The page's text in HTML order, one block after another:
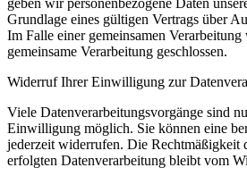
geben wir personenbezogene Daten
Grundlage eines gültigen Vertrags über
Im Falle einer gemeinsamen
gemeinsame Verarbeitung geschlossen.
Widerruf Ihrer Einwilligung zur
Viele Datenverarbeitungsvorgänge sind
Einwilligung möglich. Sie können eine
jederzeit widerrufen. Die Rechtmäßigkeit
erfolgten Datenverarbeitung bleibt vom